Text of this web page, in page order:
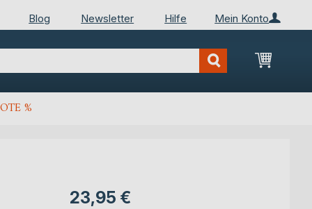
Mein Konto
Blog Newsletter Hilfe
Mein
%
23,95 €